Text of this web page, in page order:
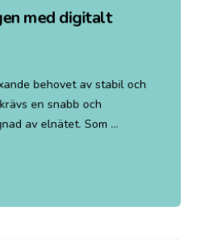
med digitalt
behovet av stabil och
en snabb och
av elnätet. Som ...